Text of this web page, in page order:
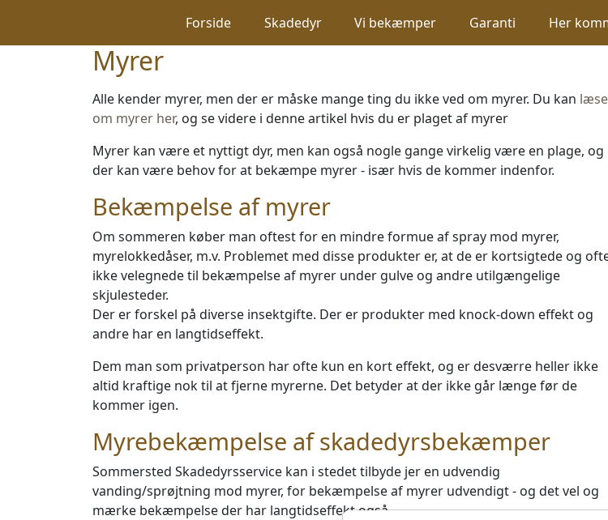
Forside Skadedyr Vi bekæmper Garanti Her
Myrer
Alle kender myrer, men der er måske mange ting du ikke ved om myrer. Du kan læse
om myrer her, og se videre i denne artikel hvis du er plaget af myrer
Myrer kan være et nyttigt dyr, men kan også nogle gange virkelig være en plage, og
der kan være behov for at bekæmpe myrer - især hvis de kommer indenfor.
Bekæmpelse af myrer
Om sommeren køber man oftest for en mindre formue af spray mod myrer,
myrelokkedåser, m.v. Problemet med disse produkter er, at de er kortsigtede og
ikke velegnede til bekæmpelse af myrer under gulve og andre utilgængelige
skjulesteder.
Der er forskel på diverse insektgifte. Der er produkter med knock-down effekt og
andre har en langtidseffekt.
Dem man som privatperson har ofte kun en kort effekt, og er desværre heller ikke
altid kraftige nok til at fjerne myrerne. Det betyder at der ikke går længe før de
kommer igen.
Myrebekæmpelse af skadedyrsbekæmper
Sommersted Skadedyrsservice kan i stedet tilbyde jer en udvendig
vanding/sprøjtning mod myrer, for bekæmpelse af myrer udvendigt - og det vel og
mærke bekæmpelse der har langtidseffekt også.